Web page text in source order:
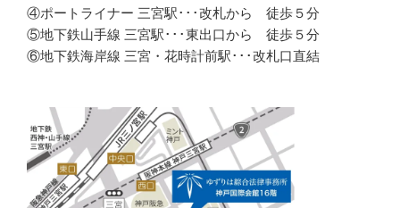
④ポートライナー 三宮駅･･･改札から 徒歩５分
⑤地下鉄山手線 三宮駅･･･東出口から 徒歩５分
⑥地下鉄海岸線 三宮・花時計前駅･･･改札口直結